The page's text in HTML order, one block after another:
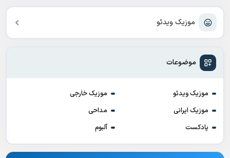
موزیک ویدئو
موضوعات
موزیک ویدئو
موزیک خارجی
موزیک ایرانی
مداحی
پادکست
آلبوم